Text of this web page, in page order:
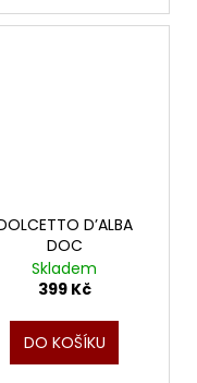
D’ALBA
DOC
Skladem
399 Kč
DO KOŠÍKU